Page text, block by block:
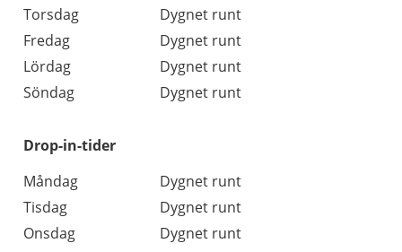
Torsdag
Dygnet runt
Fredag
Dygnet runt
Lördag
Dygnet runt
Söndag
Dygnet runt
Drop-in-tider
Måndag
Dygnet runt
Tisdag
Dygnet runt
Onsdag
Dygnet runt